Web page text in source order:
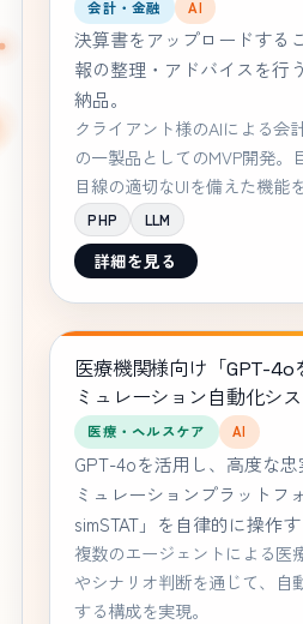
会計・金融 AI
決算書をアップロードする
報の整理・アドバイスを行
納品。
クライアント様のAIによる会
の一製品としてのMVP開発。
目線の適切なUIを備えた機能
PHP LLM
詳細を見る
医療機関様向け「GPT-4o
ミュレーション自動化シ
医療・ヘルスケア AI
GPT-4oを活用し、高度な
ミュレーションプラットフ
simSTAT」を自律的に操作
複数のエージェントによる医
やシナリオ判断を通じて、自
する構成を実現。